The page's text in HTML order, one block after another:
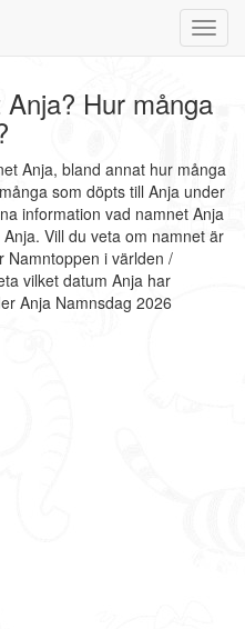
Hur många
Anja, bland annat hur många
som döpts till Anja under
information vad namnet Anja
Vill du veta om namnet är
Namntoppen i världen /
vilket datum Anja har
Anja Namnsdag 2026